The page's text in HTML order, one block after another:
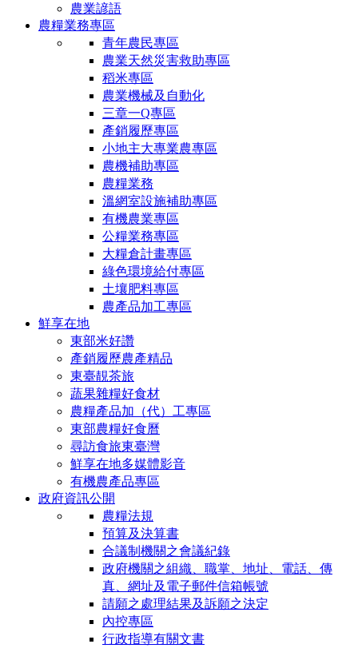
農業諺語
農糧業務專區
青年農民專區
農業天然災害救助專區
稻米專區
農業機械及自動化
三章一Q專區
產銷履歷專區
小地主大專業農專區
農機補助專區
農糧業務
溫網室設施補助專區
有機農業專區
公糧業務專區
大糧倉計畫專區
綠色環境給付專區
土壤肥料專區
農產品加工專區
鮮享在地
東部米好讚
產銷履歷農產精品
東臺靚茶旅
蔬果雜糧好食材
農糧產品加（代）工專區
東部農糧好食曆
尋訪食旅東臺灣
鮮享在地多媒體影音
有機農產品專區
政府資訊公開
農糧法規
預算及決算書
合議制機關之會議紀錄
政府機關之組織、職掌、地址、電話、傳
真、網址及電子郵件信箱帳號
請願之處理結果及訴願之決定
內控專區
行政指導有關文書